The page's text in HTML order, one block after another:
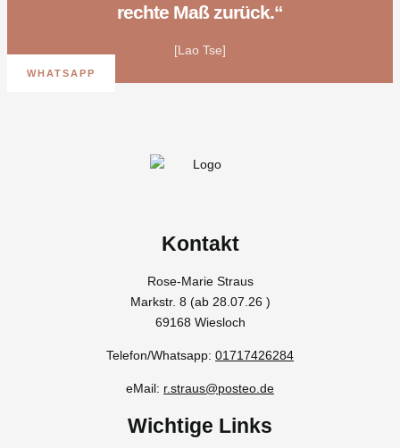
rechte Maß zurück.“
[Lao Tse]
WHATSAPP
Kontakt
Rose-Marie Straus
Markstr. 8 (ab 28.07.26 )
69168 Wiesloch
Telefon/Whatsapp: 01717426284
eMail: r.straus@posteo.de
Wichtige Links